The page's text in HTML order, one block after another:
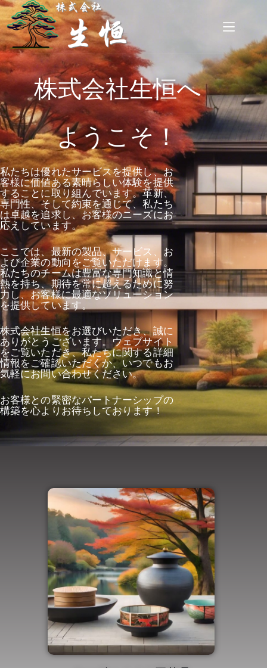
株式会社生恒へ
ようこそ！
私たちは優れたサービスを提供し、お
客様に価値ある素晴らしい体験を提供
することに取り組んでいます。革新、
専門性、そして約束を通じて、私たち
は卓越を追求し、お客様のニーズにお
応えしています。
ここでは、最新の製品、サービス、お
よび企業の動向をご覧いただけます。
私たちのチームは豊富な専門知識と情
熱を持ち、期待を常に超えるために努
力し、お客様に最適なソリューション
を提供しています。
株式会社生恒をお選びいただき、誠に
ありがとうございます。ウェブサイト
をご覧いただき、私たちに関する詳細
情報をご確認いただくか、いつでもお
気軽にお問い合わせください。
お客様との緊密なパートナーシップの
構築を心よりお待ちしております！